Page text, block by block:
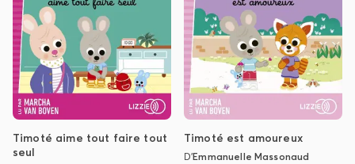
Timoté aime tout faire tout
seul
Timoté est amoureux
D'Emmanuelle Massonaud